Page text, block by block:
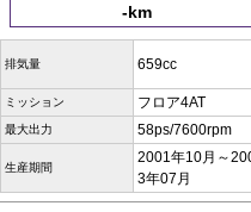
-km
排気量 659cc
ミッション フロア4AT
最大出力 58ps/7600rpm
生産期間
2001年10月～
3年07月